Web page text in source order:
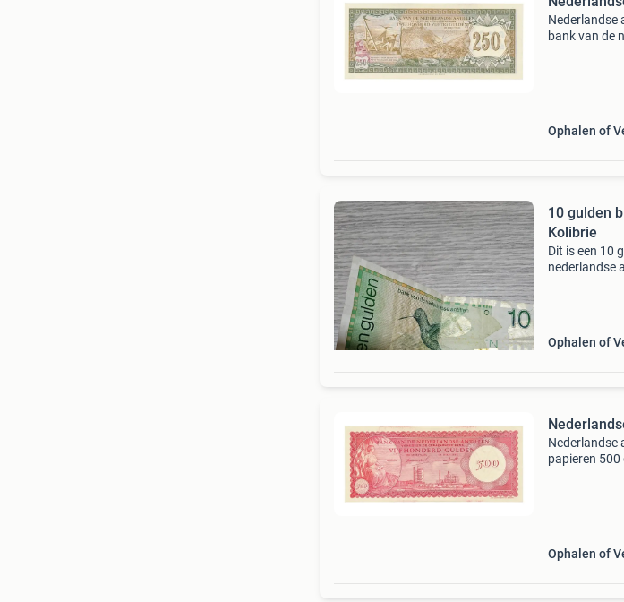
Nederlandse
bank van de
Ophalen of
10 gulden
Kolibrie
Dit is een 10
nederlandse
Ophalen of
Nederlandse
papieren
Ophalen of